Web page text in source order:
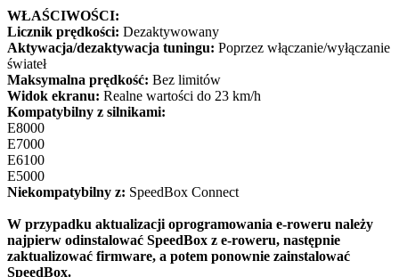
WŁAŚCIWOŚCI:
Licznik prędkości: Dezaktywowany
Aktywacja/dezaktywacja tuningu: Poprzez włączanie/wyłączanie
świateł
Maksymalna prędkość: Bez limitów
Widok ekranu: Realne wartości do 23 km/h
Kompatybilny z silnikami:
E8000
E7000
E6100
E5000
Niekompatybilny z: SpeedBox Connect
W przypadku aktualizacji oprogramowania e-roweru należy
najpierw odinstalować SpeedBox z e-roweru, następnie
zaktualizować firmware, a potem ponownie zainstalować
SpeedBox.